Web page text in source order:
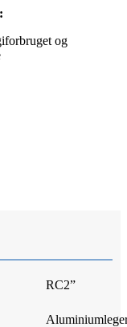
og
RC2”